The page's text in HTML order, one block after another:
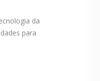
da
para